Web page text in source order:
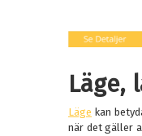
Läge,
Läge kan
när det gäller